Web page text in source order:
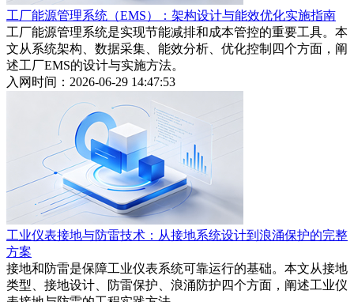
工厂能源管理系统（EMS）：架构设计与能效优化实施指南
工厂能源管理系统是实现节能减排和成本管控的重要工具。本
文从系统架构、数据采集、能效分析、优化控制四个方面，阐
述工厂EMS的设计与实施方法。
入网时间：2026-06-29 14:47:53
工业仪表接地与防雷技术：从接地系统设计到浪涌保护的完整
方案
接地和防雷是保障工业仪表系统可靠运行的基础。本文从接地
类型、接地设计、防雷保护、浪涌防护四个方面，阐述工业仪